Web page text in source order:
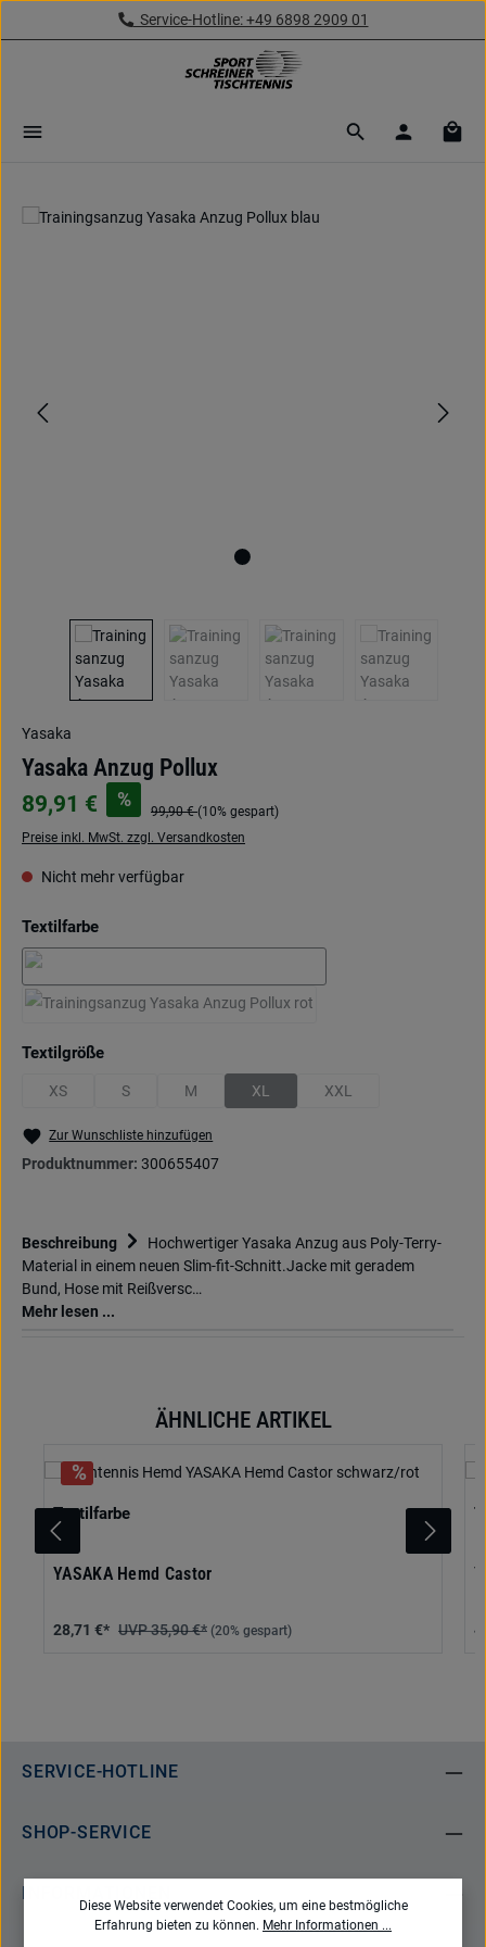
Zum Hauptinhalt springenService-Hotline: +49 6898 2909 01
Bildergalerie überspringen
Yasaka
Yasaka Anzug Pollux
89,91 € %
99,90 €(10% gespart)
Preise inkl. MwSt. zzgl. Versandkosten
Nicht mehr verfügbar
Textilfarbeauswählen
schwarz/rot
Textilgrößeauswählen
XS
(Diese Option ist zurzeit nicht verfügbar.)
S
(Diese Option ist zurzeit nicht verfügbar.)
M
(Diese Option ist zurzeit nicht verfügbar.)
XL
(Diese Option ist zurzeit nicht
XXL
Zur Wunschliste hinzufügen
Produktnummer: 300655407
Beschreibung
Hochwertiger Yasaka Anzug aus Poly-Terry-
Material in einem neuen Slim-fit-Schnitt.Jacke mit geradem
Bund, Hose mit Reißversc…
Mehr lesen ...
Produktgalerie überspringenÄHNLICHE ARTIKEL
Textilfarbeauswählen
YASAKA Hemd Castor
28,71 €* 35,90 €* (20% gespart)
SERVICE-HOTLINE
SHOP-SERVICE
Diese Website verwendet Cookies, um eine bestmögliche
Erfahrung bieten zu können. Mehr Informationen ...